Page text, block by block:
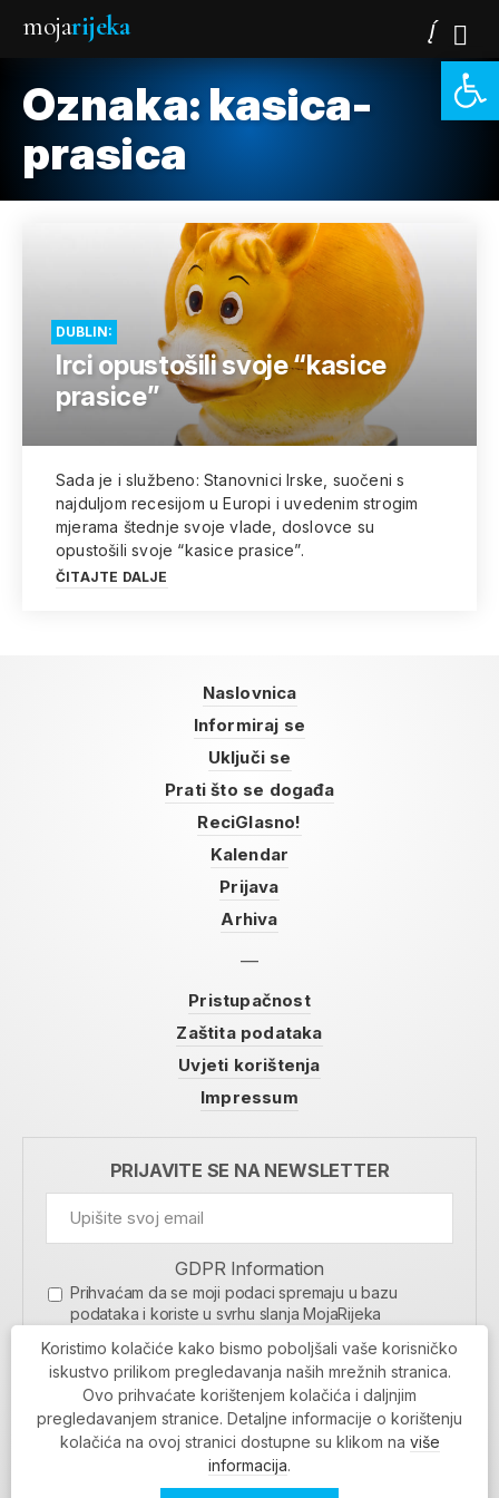
mojarijeka
Oznaka: kasica-
prasica
DUBLIN:
Irci opustošili svoje “kasice
prasice”
Sada je i službeno: Stanovnici Irske, suočeni s
najduljom recesijom u Europi i uvedenim strogim
mjerama štednje svoje vlade, doslovce su
opustošili svoje “kasice prasice”.
ČITAJTE DALJE
Naslovnica
Informiraj se
Uključi se
Prati što se događa
ReciGlasno!
Kalendar
Prijava
Arhiva
Pristupačnost
Zaštita podataka
Uvjeti korištenja
Impressum
PRIJAVITE SE NA NEWSLETTER
GDPR Information
Prihvaćam da se moji podaci spremaju u bazu
podataka i koriste u svrhu slanja MojaRijeka
MOJARIJEKA NEWSLETTER
PRIJAVI SE
Koristimo kolačiće kako bismo poboljšali vaše korisničko
iskustvo prilikom pregledavanja naših mrežnih stranica.
Ovo prihvaćate korištenjem kolačića i daljnjim
pregledavanjem stranice. Detaljne informacije o korištenju
kolačića na ovoj stranici dostupne su klikom na više
informacija.